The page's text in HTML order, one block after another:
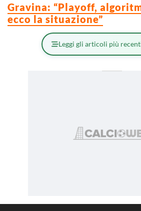
Gravina: “Playoff,
ecco la situazione”
Leggi gli articoli più